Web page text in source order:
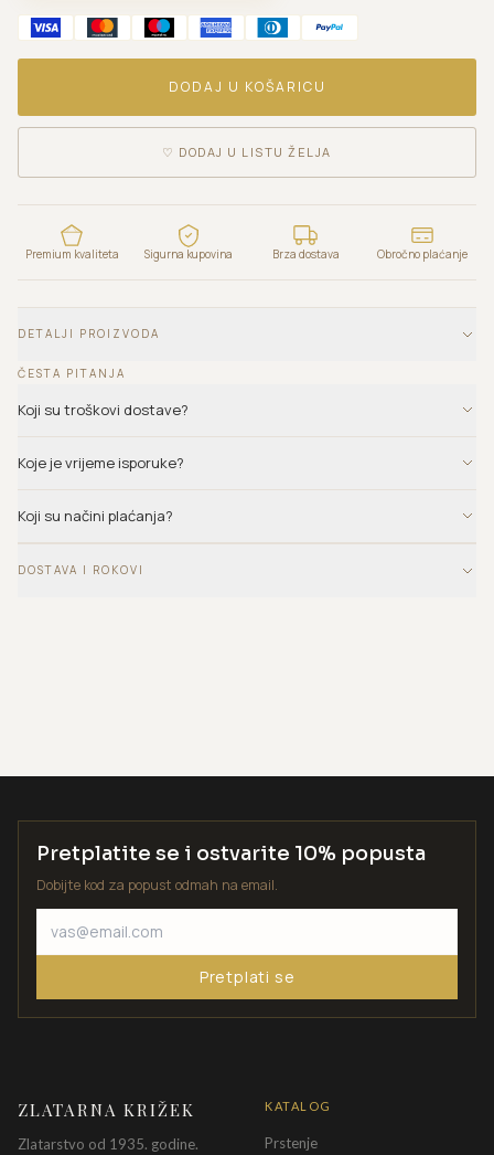
DODAJ U KOŠARICU
♡ DODAJ U LISTU ŽELJA
Premium kvaliteta Sigurna kupovina Brza dostava Obročno plaćanje
DETALJI PROIZVODA
ČESTA PITANJA
Koji su troškovi dostave?
Koje je vrijeme isporuke?
Koji su načini plaćanja?
DOSTAVA I ROKOVI
Pretplatite se i ostvarite 10% popusta
Dobijte kod za popust odmah na email.
Pretplati se
ZLATARNA KRIŽEK
Zlatarstvo od 1935. godine.
KATALOG
Prstenje